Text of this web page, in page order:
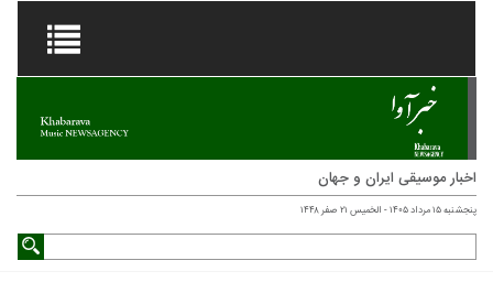
اخبار موسیقی ایران و جهان
پنجشنبه ۱۵ مرداد ۱۴۰۵ - الخميس ۲۱ صفر ۱۴۴۸